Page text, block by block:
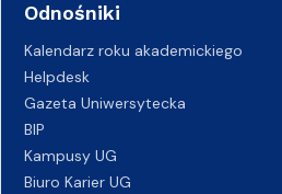
Odnośniki
Kalendarz roku akademickiego
Helpdesk
Gazeta Uniwersytecka
BIP
Kampusy UG
Biuro Karier UG